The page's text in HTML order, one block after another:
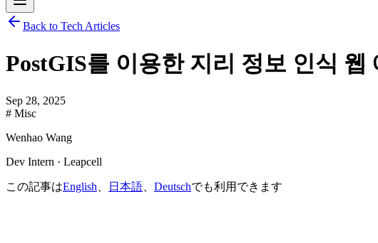
Back to Tech Articles
PostGIS를 이용한 지리 정보 인식 웹
Sep 28, 2025
# Misc
Wenhao Wang
Dev Intern · Leapcell
この記事はEnglish 日本語 Deutschでも利用できます